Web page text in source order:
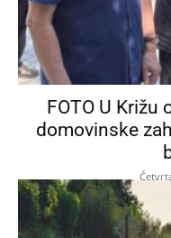
FOTO U Križu
domovinske